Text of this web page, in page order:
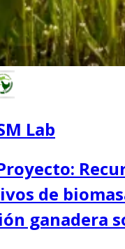
Lab
de
ganadera